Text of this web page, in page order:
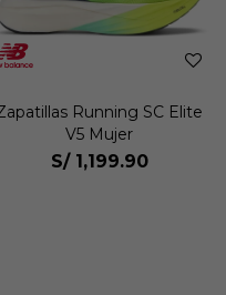
Running SC Elite
V5 Mujer
S/ 1,199.90